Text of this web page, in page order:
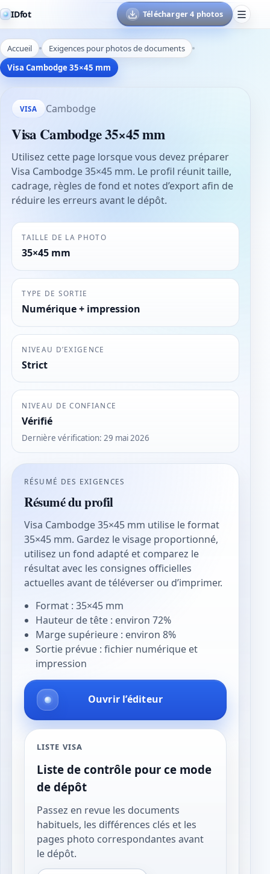
IDfot Télécharger 4 photos
Accueil
Exigences pour photos de documents
Visa Cambodge 35×45 mm
VISA Cambodge
Visa Cambodge 35×45 mm
Utilisez cette page lorsque vous devez préparer
Visa Cambodge 35×45 mm. Le profil réunit taille,
cadrage, règles de fond et notes d’export afin de
réduire les erreurs avant le dépôt.
TAILLE DE LA PHOTO
35×45 mm
TYPE DE SORTIE
Numérique + impression
NIVEAU D’EXIGENCE
Strict
NIVEAU DE CONFIANCE
Vérifié
Dernière vérification:29 mai 2026
RÉSUMÉ DES EXIGENCES
Résumé du profil
Visa Cambodge 35×45 mm utilise le format
35×45 mm. Gardez le visage proportionné,
utilisez un fond adapté et comparez le
résultat avec les consignes officielles
actuelles avant de téléverser ou d’imprimer.
Format : 35×45 mm
Hauteur de tête : environ 72%
Marge supérieure : environ 8%
Sortie prévue : fichier numérique et
impression
Ouvrir l’éditeur
LISTE VISA
Liste de contrôle pour ce mode
de dépôt
Passez en revue les documents
habituels, les différences clés et les
pages photo correspondantes avant
le dépôt.